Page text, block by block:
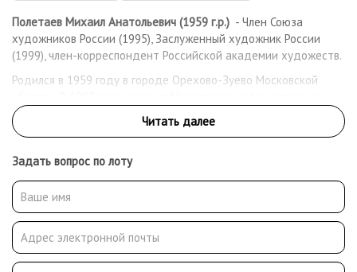
Полетаев Михаил Анатольевич (1959 г.р.) - Член Союза
художников России (1995), Заслуженный художник России
(1999), член-корреспондент Российской академии художеств.
Родился в 1959 году в городе Орехово-Зуево Московской
промышленное училище имени М.И. Калинина. В 1988 году
окончил Московскую государственную художественно-
монументально-декоративной живописи (мастерская О.П.
Филатчева). Стажировался в Творческих мастерских
Российской академии художеств (руководители – А.П. Ткачёв,
С.П. Ткачёв). С 2018 работает года в Студии военных
художников имени М.Б. Грекова . Доцент кафедры рисунка
Московского государственного художественного института
имени В.И. Сурикова (2011)
Задать вопрос по лоту